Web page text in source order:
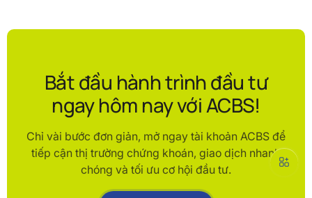
Bắt đầu hành trình đầu tư
ngay hôm nay với ACBS!
Chỉ vài bước đơn giản, mở ngay tài khoản ACBS để
tiếp cận thị trường chứng khoán, giao dịch nhanh
chóng và tối ưu cơ hội đầu tư.